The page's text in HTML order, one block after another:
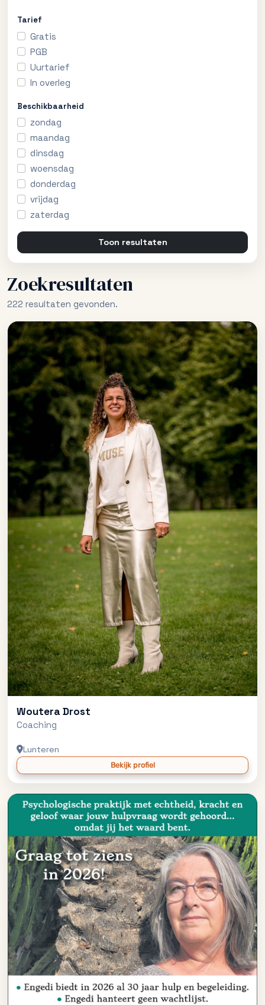
Tarief
Gratis
PGB
Uurtarief
In overleg
Beschikbaarheid
zondag
maandag
dinsdag
woensdag
donderdag
vrijdag
zaterdag
Toon resultaten
Zoekresultaten
222 resultaten gevonden.
Woutera Drost
Coaching
Lunteren
Bekijk profiel